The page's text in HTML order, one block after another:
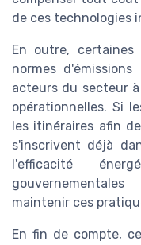
de ces technologies
En outre,
normes
acteurs du secteur
opérationnelles. Si
les itinéraires afin
s'inscrivent déjà
l'efficacité
maintenir ces
En fin de compte,